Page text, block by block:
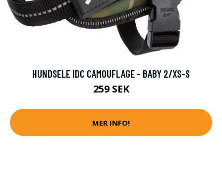
HUNDSELE IDC CAMOUFLAGE - BABY 2/XS-S
259 SEK
MER INFO!